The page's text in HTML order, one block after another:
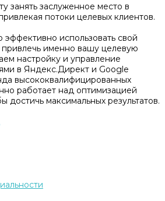
занять заслуженное место в
потоки целевых клиентов.
использовать свой
именно вашу целевую
настройку и управление
в Яндекс.Директ и Google
высококвалифицированных
работает над оптимизацией
достичь максимальных результатов.